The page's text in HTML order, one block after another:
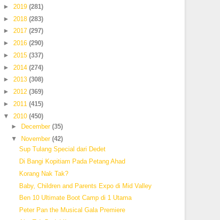
► 2019(281)
► 2018(283)
►2017(297)
►2016(290)
► 2015(337)
► 2014(274)
►2013(308)
►2012(369)
► 2011(415)
▼ 2010(450)
►
December (35)
▼
November (42)
Sup Tulang Special dari Dedet
Di Bangi Kopitiam Pada Petang Ahad
Korang Nak Tak?
Baby, Children and Parents Expo di Mid Valley
Ben 10 Ultimate Boot Camp di 1 Utama
Peter Pan the Musical Gala Premiere